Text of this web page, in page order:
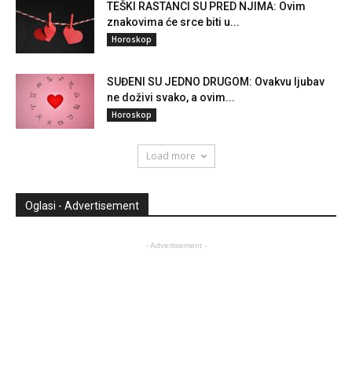
TEŠKI RASTANCI SU PRED NJIMA: Ovim
znakovima će srce biti u...
Horoskop
SUĐENI SU JEDNO DRUGOM: Ovakvu ljubav
ne doživi svako, a ovim...
Horoskop
Load more
Oglasi - Advertisement
- Advertisement -